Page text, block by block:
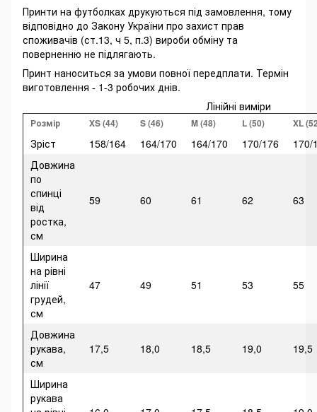
Принти на футболках друкуються під замовлення, тому
відповідно до Закону України про захист прав
споживачів (ст.13, ч 5, п.3) вироби обміну та
поверненню не підлягають.
Принт наноситься за умови повної передплати. Термін
виготовлення - 1-3 робочих днів.
Лінійні виміри
Розмір XS (44) S (46) M (48) L (50) XL
Зріст 158/164 164/170 164/170 170/176
170/
Довжина
по
спинці
від
ростка,
см
59 60 61 62 63
Ширина
на рівні
лінії
грудей,
см
47 49 51 53 55
Довжина
рукава,
см
17,5 18,0 18,5 19,0 19,5
Ширина
рукава